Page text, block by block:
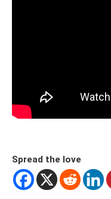
Spread the love